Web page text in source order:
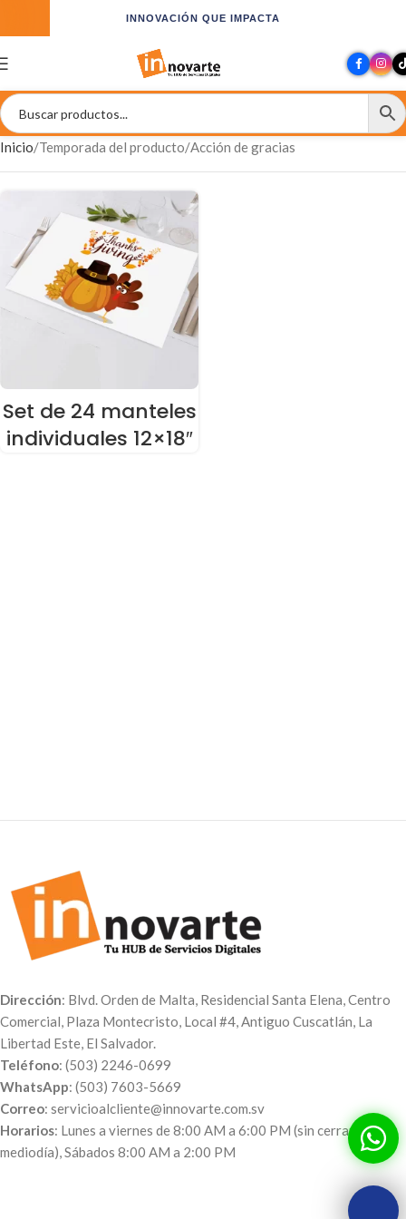
INNOVACIÓN QUE IMPACTA
Inicio Temporada del producto Acción de gracias
Set de 24 manteles
individuales 12×18″
Dirección: Blvd. Orden de Malta, Residencial Santa Elena, Centro
Comercial, Plaza Montecristo, Local #4, Antiguo Cuscatlán, La
Libertad Este, El Salvador.
Teléfono: (503) 2246-0699
WhatsApp: (503) 7603-5669
Correo: servicioalcliente@innovarte.com.sv
Horarios: Lunes a viernes de 8:00 AM a 6:00 PM (sin cerrar al
mediodía), Sábados 8:00 AM a 2:00 PM